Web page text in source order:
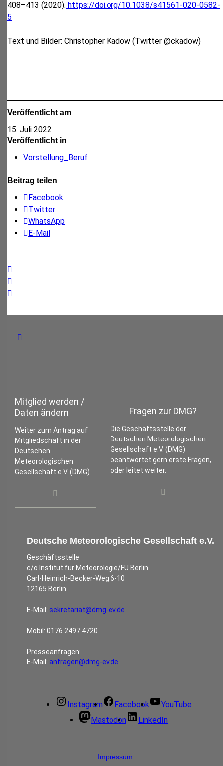
408–413 (2020). https://doi.org/10.1038/s41561-020-0582-
5
Text und Bilder: Christopher Kadow (Twitter @ckadow)
Veröffentlicht am
15. Juli 2022
Veröffentlicht in
Vorstellung_Beruf
Beitrag teilen
Facebook
Twitter
WhatsApp
E-Mail
Mitglied werden /
Daten ändern
Weiter zum Antrag auf
Mitgliedschaft in der
Deutschen
Meteorologischen
Gesellschaft e.V. (DMG)
Fragen zur DMG?
Die Geschäftsstelle der
Deutschen Meteorologischen
Gesellschaft e.V. (DMG)
beantwortet gern erste Fragen,
oder leitet weiter.
Deutsche Meteorologische Gesellschaft e.V.
Geschäftsstelle
c/o Institut für Meteorologie/FU Berlin
Carl-Heinrich-Becker-Weg 6-10
12165 Berlin
E-Mail: sekretariat@dmg-ev.de
Mobil: 0176 2497 4720
Presseanfragen:
E-Mail: anfragen@dmg-ev.de
Instagram Facebook
YouTube
Mastodon
LinkedIn
Impressum